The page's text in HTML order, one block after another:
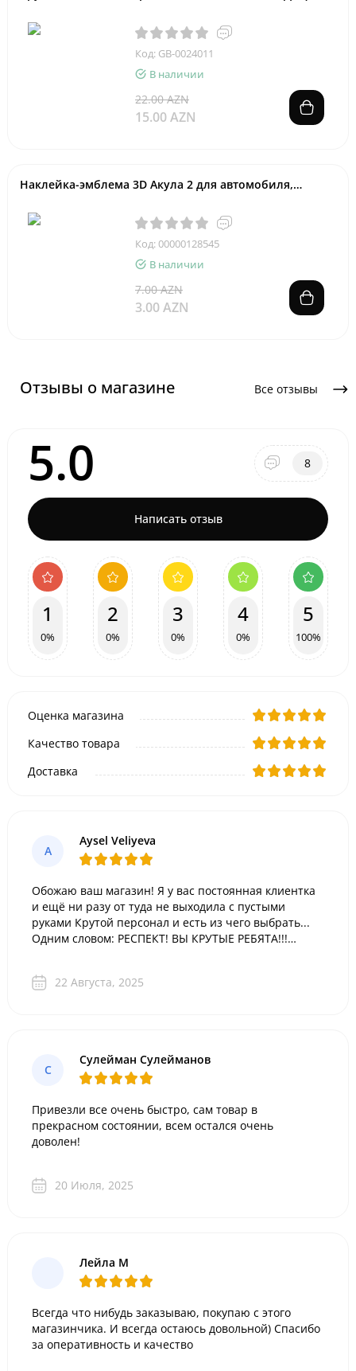
Код: GB-0024011
В наличии
22.00 AZN
15.00 AZN
Наклейка-эмблема 3D Акула 2 для автомобиля,
Код: 00000128545
В наличии
7.00 AZN
3.00 AZN
Отзывы о магазине Все отзывы
5.0 8
Написать отзыв
1
0%
2
0%
3
0%
4
0%
5
100%
Оценка магазина
Качество товара
Доставка
A
Aysel Veliyeva
Обожаю ваш магазин! Я у вас постоянная клиентка
и ещё ни разу от туда не выходила с пустыми
руками Крутой персонал и есть из чего выбрать...
Одним словом: РЕСПЕКТ! ВЫ КРУТЫЕ РЕБЯТА!!!
22 Августа, 2025
С
Сулейман Сулейманов
Привезли все очень быстро, сам товар в
прекрасном состоянии, всем остался очень
доволен!
20 Июля, 2025
Лейла М
Всегда что нибудь заказываю, покупаю с этого
магазинчика. И всегда остаюсь довольной) Спасибо
за оперативность и качество